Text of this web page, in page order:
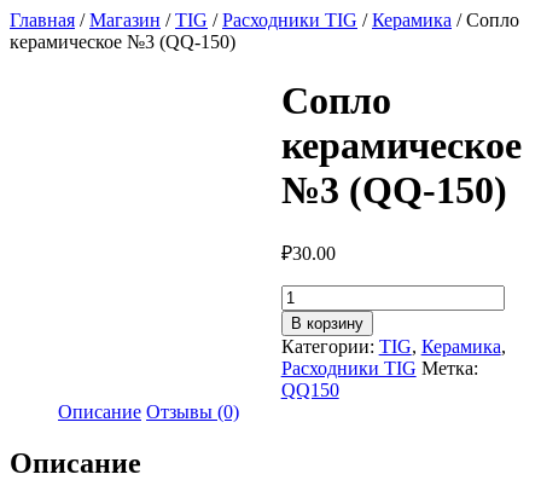
Главная /Магазин /TIG /Расходники TIG /Керамика / Сопло
керамическое №3 (QQ-150)
Сопло
керамическое
№3 (QQ-150)
₽30.00
Количество
товара
Сопло
керамическое
№3
(QQ-
В корзину
Категории: TIG, Керамика,
Расходники TIG Метка:
QQ150
Описание Отзывы (0)
Описание